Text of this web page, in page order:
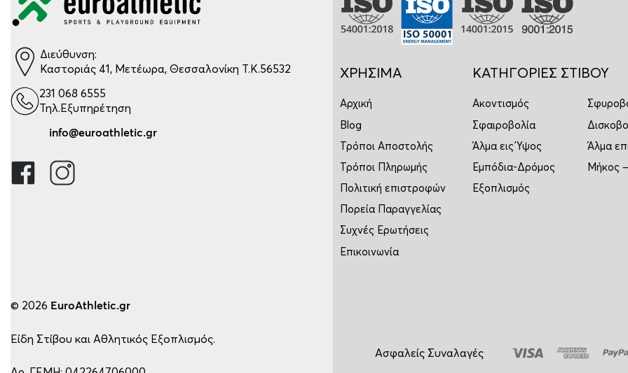
Διεύθυνση:
Καστοριάς 41, Μετέωρα, Θεσσαλονίκη Τ.Κ.56532
231 068 6555
Τηλ.Εξυπηρέτηση
info@euroathletic.gr
ΧΡΗΣΙΜΑ
Αρχική
Blog
Τρόποι Αποστολής
Τρόποι Πληρωμής
Πολιτική επιστροφών
Πορεία Παραγγελίας
Συχνές Ερωτήσεις
Επικοινωνία
ΚΑΤΗΓΟΡΙΕΣ ΣΤΙΒΟΥ
Ακοντισμός
Σφαιροβολία
Άλμα εις Ύψος
Άλμα
Εμπόδια-Δρόμος
Μήκος
Εξοπλισμός
© 2026 EuroAthletic.gr
Είδη Στίβου και Αθλητικός Εξοπλισμός.
Ασφαλείς Συναλαγές